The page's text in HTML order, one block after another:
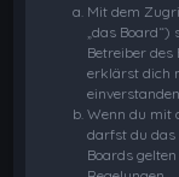
Mit dem
„das
Betreiber des
erklärst dich
einverstanden.
Wenn du mit
darfst du das
Boards